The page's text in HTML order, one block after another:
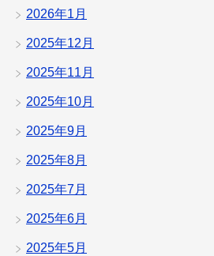
2026年1月
2025年12月
2025年11月
2025年10月
2025年9月
2025年8月
2025年7月
2025年6月
2025年5月